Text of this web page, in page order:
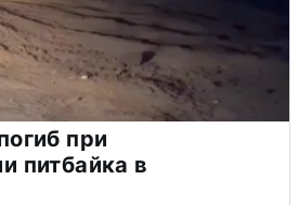
при
питбайка в